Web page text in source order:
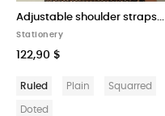
Adjustable shoulder straps...
Stationery
122,90 $
Ruled Plain Squarred
Doted